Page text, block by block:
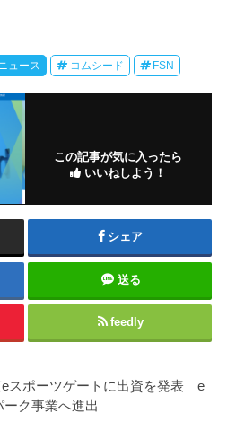
ュース コムシード FSN
この記事が気に入ったら
いいねしよう！
シェア
送る
feedly
eスポーツゲートに出資を発表 e
ク事業へ進出